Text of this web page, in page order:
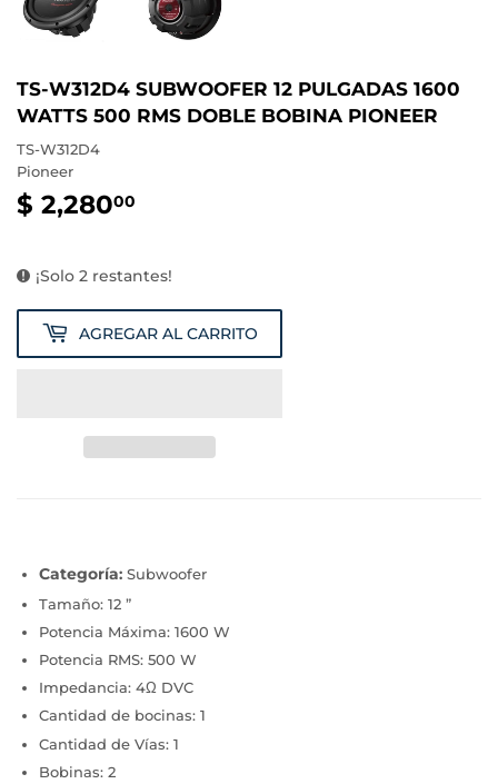
TS-W312D4 SUBWOOFER 12 PULGADAS 1600
WATTS 500 RMS DOBLE BOBINA PIONEER
TS-W312D4
Pioneer
$ 2,28000
¡Solo 2 restantes!
AGREGAR AL CARRITO
Categoría: Subwoofer
Tamaño: 12 ”
Potencia Máxima: 1600 W
Potencia RMS: 500 W
Impedancia: 4Ω DVC
Cantidad de bocinas: 1
Cantidad de Vías: 1
Bobinas: 2